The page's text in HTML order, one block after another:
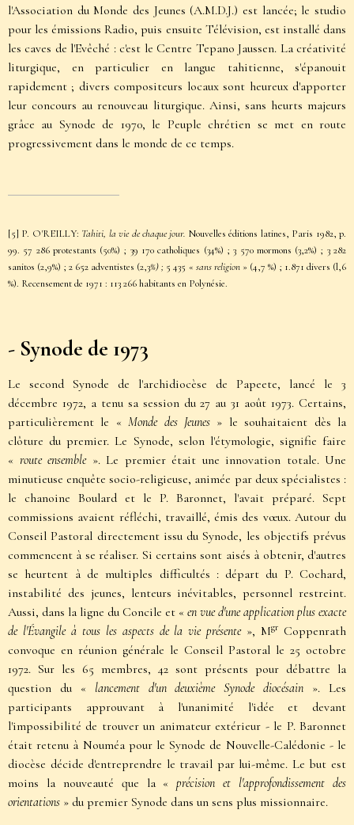
l'Association du Monde des Jeunes (A.M.D.J.) est lancée; le studio
pour les émissions Radio, puis ensuite Télévision, est installé dans
les caves de l'Evêché : c'est le Centre Tepano Jaussen. La créativité
liturgique, en particulier en langue tahitienne, s'épanouit
rapidement ; divers compositeurs locaux sont heureux d'apporter
leur concours au renouveau liturgique. Ainsi, sans heurts majeurs
grâce au Synode de 1970, le Peuple chrétien se met en route
progressivement dans le monde de ce temps.
[5] P. O'REILLY: Tahiti, la vie de chaque jour. Nouvelles éditions latines, Paris 1982, p.
99. 57 286 protestants (50%) ; 39 170 catholiques (34%) ; 3 570 mormons (3,2%) ; 3 282
sanitos (2,9%) ; 2 652 adventistes (2,3%) ; 5 435 « sans religion » (4,7 %) ; 1.871 divers (l,6
%). Recensement de 1971 : 113 266 habitants en Polynésie.
- Synode de 1973
Le second Synode de l'archidiocèse de Papeete, lancé le 3
décembre 1972, a tenu sa session du 27 au 31 août 1973. Certains,
particulièrement le «Monde des Jeunes » le souhaitaient dès la
clôture du premier. Le Synode, selon l'étymologie, signifie faire
« route ensemble ». Le premier était une innovation totale. Une
minutieuse enquête socio-religieuse, animée par deux spécialistes :
le chanoine Boulard et le P. Baronnet, l'avait préparé. Sept
commissions avaient réfléchi, travaillé, émis des vœux. Autour du
Conseil Pastoral directement issu du Synode, les objectifs prévus
commencent à se réaliser. Si certains sont aisés à obtenir, d'autres
se heurtent à de multiples difficultés : départ du P. Cochard,
instabilité des jeunes, lenteurs inévitables, personnel restreint.
Aussi, dans la ligne du Concile et « en vue d'une application plus exacte
de l'Évangile à tous les aspects de la vie présente», Mgr Coppenrath
convoque en réunion générale le Conseil Pastoral le 25 octobre
1972. Sur les 65 membres, 42 sont présents pour débattre la
question du « lancement d'un deuxième Synode diocésain ». Les
participants approuvant à l'unanimité l'idée et devant
l'impossibilité de trouver un animateur extérieur - le P. Baronnet
était retenu à Nouméa pour le Synode de Nouvelle-Calédonie - le
diocèse décide d'entreprendre le travail par lui-même. Le but est
moins la nouveauté que la «précision et l'approfondissement des
orientations » du premier Synode dans un sens plus missionnaire.